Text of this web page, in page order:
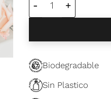
Biodegradable
Sin Plastico